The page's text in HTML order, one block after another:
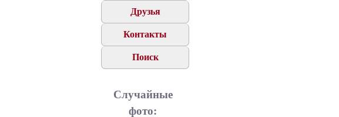
Друзья
Контакты
Поиск
Случайные
фото: